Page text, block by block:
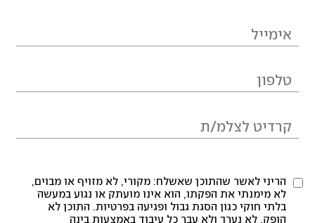
הריני לאשר שהתוכן שאשלח: מקורי, לא מזויף או מבוים,
לא מימנתי את הפקתו, הוא אינו מועתק או נגוע במעשה
בלתי חוקי כגון הסגת גבול ופגיעה בפרטיות. התוכן לא
הופק, לא נערך ולא עבר כל עיבוד באמצעות בינה